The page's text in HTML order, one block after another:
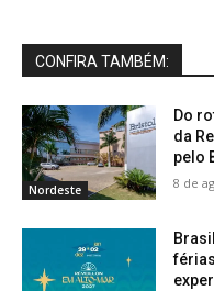
CONFIRA TAMBÉM:
Nordeste
Do
da
pelo
8 de